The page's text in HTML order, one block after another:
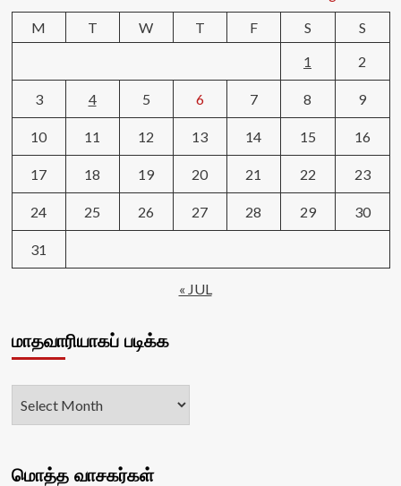
M
T W T F S
S
1
2
3 4 5 6 7 8 9
10 11 12 13 14 15 16
17 18 19 20 21 22 23
24 25 26 27 28 29 30
31
« JUL
மாதவாரியாகப் படிக்க
மொத்த வாசகர்கள்